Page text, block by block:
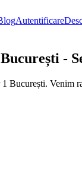
Autentificare
-
București. Venim